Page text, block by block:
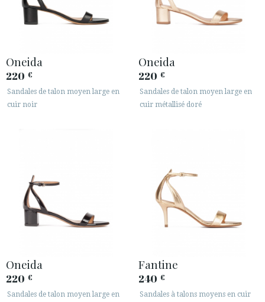
Oneida
220 €
Sandales de talon moyen large en
cuir noir
Oneida
220 €
Sandales de talon moyen large en
cuir métallisé doré
Oneida
220 €
Sandales de talon moyen large en
Fantine
240 €
Sandales à talons moyens en cuir